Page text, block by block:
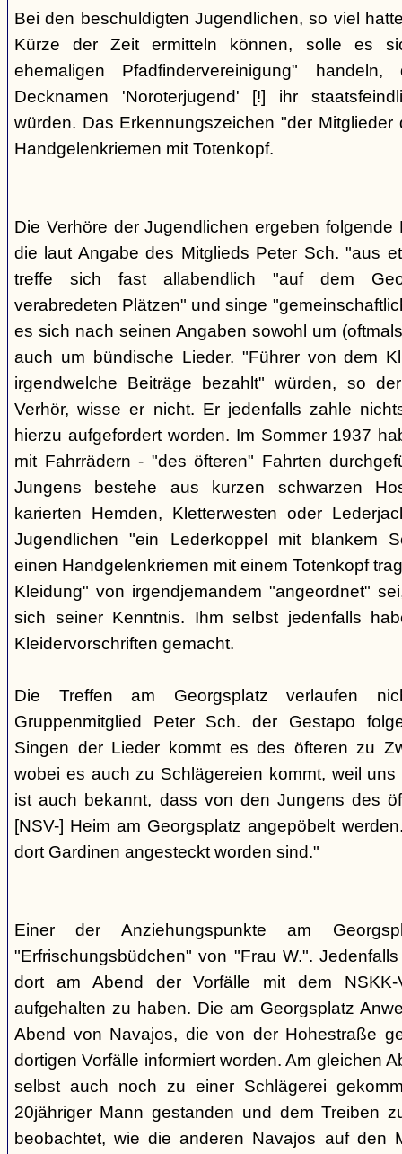
Bei den beschuldigten Jugendlichen, so viel
Kürze der Zeit ermitteln können, solle es
ehemaligen Pfadfindervereinigung"
Decknamen 'Noroterjugend' [!] ihr
würden. Das Erkennungszeichen "der Mitglieder
Handgelenkriemen mit Totenkopf.
Die Verhöre der Jugendlichen ergeben folgende
die laut Angabe des Mitglieds Peter Sch. "aus
treffe sich fast allabendlich "auf dem
verabredeten Plätzen" und singe
es sich nach seinen Angaben sowohl um
auch um bündische Lieder. "Führer von dem
irgendwelche Beiträge bezahlt" würden, so
Verhör, wisse er nicht. Er jedenfalls zahle
hierzu aufgefordert worden. Im Sommer 1937
mit Fahrrädern - "des öfteren" Fahrten
Jungens bestehe aus kurzen schwarzen
karierten Hemden, Kletterwesten oder
Jugendlichen "ein Lederkoppel mit blankem
einen Handgelenkriemen mit einem Totenkopf
Kleidung" von irgendjemandem "angeordnet"
sich seiner Kenntnis. Ihm selbst jedenfalls
Kleidervorschriften gemacht.
Die Treffen am Georgsplatz verlaufen
Gruppenmitglied Peter Sch. der Gestapo
Singen der Lieder kommt es des öfteren zu
wobei es auch zu Schlägereien kommt, weil
ist auch bekannt, dass von den Jungens des
[NSV-] Heim am Georgsplatz angepöbelt
dort Gardinen angesteckt worden sind."
Einer der Anziehungspunkte am
"Erfrischungsbüdchen" von "Frau W.".
dort am Abend der Vorfälle mit dem NSKK-
aufgehalten zu haben. Die am Georgsplatz
Abend von Navajos, die von der Hohestraße
dortigen Vorfälle informiert worden. Am gleichen
selbst auch noch zu einer Schlägerei
20jähriger Mann gestanden und dem Treiben
beobachtet, wie die anderen Navajos auf den